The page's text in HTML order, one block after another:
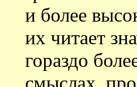
и более
их читает
гораздо